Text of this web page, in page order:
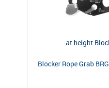
at height
Blocker Rope Grab